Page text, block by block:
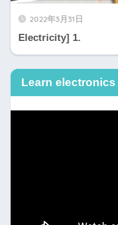
2022年3月31日
Electricity] 1.
Learn